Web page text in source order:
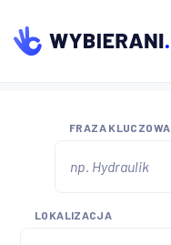
FRAZA KLUCZOWA
LOKALIZACJA